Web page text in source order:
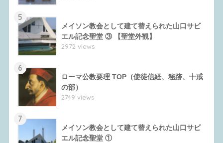
5
メイソン教会として建て替えられた山口サビ
エル記念聖堂 ③ 【聖堂外観】
2972 views
6
ローマ公教要理 TOP（使徒信経、秘跡、十戒
の部）
2749 views
7
メイソン教会として建て替えられた山口サビ
エル記念聖堂 ①